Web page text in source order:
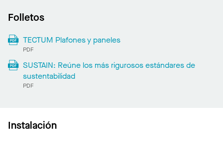
Folletos
TECTUM Plafones y paneles
PDF
SUSTAIN: Reúne los más rigurosos estándares de
sustentabilidad
PDF
Instalación